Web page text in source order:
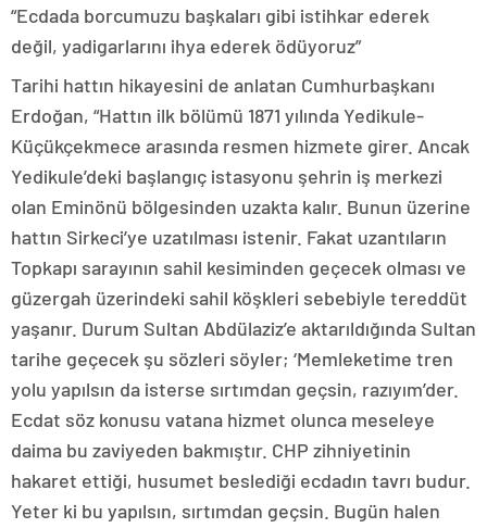
“Ecdada borcumuzu başkaları gibi istihkar ederek
değil, yadigarlarını ihya ederek ödüyoruz”
Tarihi hattın hikayesini de anlatan Cumhurbaşkanı
Erdoğan, “Hattın ilk bölümü 1871 yılında Yedikule-
Küçükçekmece arasında resmen hizmete girer. Ancak
Yedikule’deki başlangıç istasyonu şehrin iş merkezi
olan Eminönü bölgesinden uzakta kalır. Bunun üzerine
hattın Sirkeci’ye uzatılması istenir. Fakat uzantıların
Topkapı sarayının sahil kesiminden geçecek olması ve
güzergah üzerindeki sahil köşkleri sebebiyle tereddüt
yaşanır. Durum Sultan Abdülaziz’e aktarıldığında Sultan
tarihe geçecek şu sözleri söyler; ‘Memleketime tren
yolu yapılsın da isterse sırtımdan geçsin, razıyım’der.
Ecdat söz konusu vatana hizmet olunca meseleye
daima bu zaviyeden bakmıştır. CHP zihniyetinin
hakaret ettiği, husumet beslediği ecdadın tavrı budur.
Yeter ki bu yapılsın, sırtımdan geçsin. Bugün halen